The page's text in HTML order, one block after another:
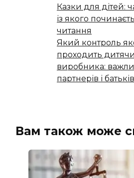
Казки для дітей:
із якого
читання
Який контроль
проходить
виробника:
партнерів і батьків
Вам також може